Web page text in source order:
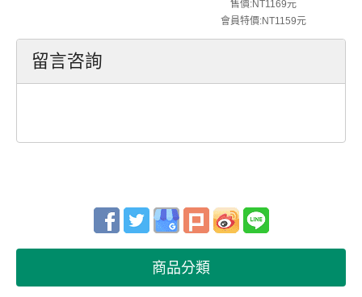
售價:NT1169元
會員特價:NT1159元
留言咨詢
商品分類